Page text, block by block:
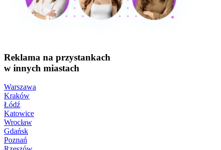
Reklama na przystankach
w innych miastach
Warszawa
Kraków
Łódź
Katowice
Wrocław
Gdańsk
Poznań